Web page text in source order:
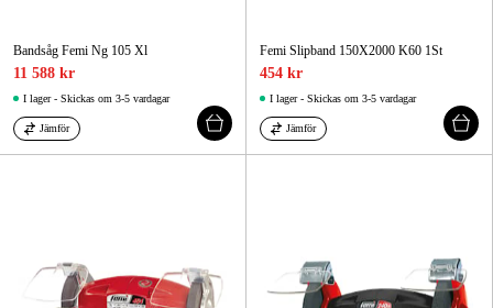
Bandsåg Femi Ng 105 Xl
11 588 kr
I lager - Skickas om 3-5 vardagar
Jämför
Femi Slipband 150X2000 K60 1St
454 kr
I lager - Skickas om 3-5 vardagar
Jämför